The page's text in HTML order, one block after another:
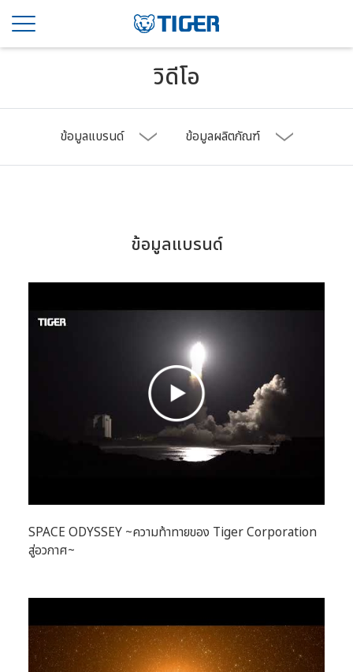
วิดีโอ
ข้อมูลแบรนด์ ข้อมูลผลิตภัณฑ์
ข้อมูลแบรนด์
SPACE ODYSSEY ~ความท้าทายของ Tiger Corporation
สู่อวกาศ~